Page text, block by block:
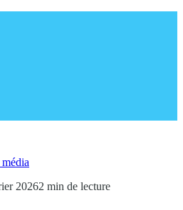
20262 min de lecture